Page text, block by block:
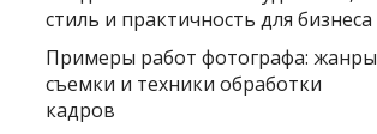
стиль и практичность для бизнеса
Примеры работ фотографа: жанры
съемки и техники обработки
кадров